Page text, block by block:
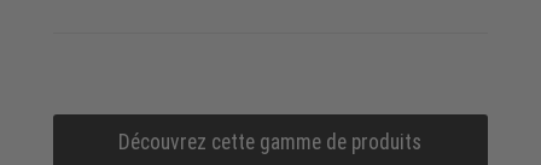
Découvrez cette gamme de produits